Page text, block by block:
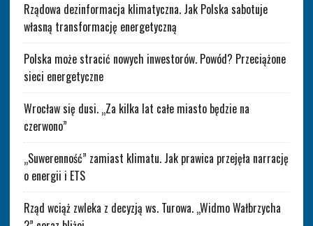
Rządowa dezinformacja klimatyczna. Jak Polska sabotuje
własną transformację energetyczną
Polska może stracić nowych inwestorów. Powód? Przeciążone
sieci energetyczne
Wrocław się dusi. „Za kilka lat całe miasto będzie na
czerwono”
„Suwerenność” zamiast klimatu. Jak prawica przejęła narrację
o energii i ETS
Rząd wciąż zwleka z decyzją ws. Turowa. „Widmo Wałbrzycha